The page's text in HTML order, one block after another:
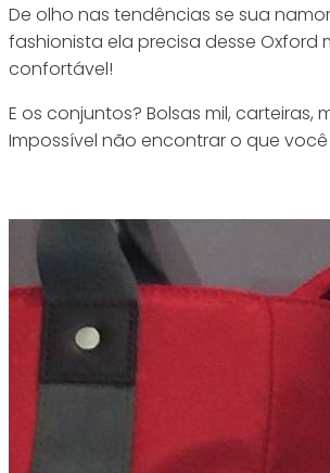
De olho nas tendências se sua
fashionista ela precisa desse Oxford
confortável!
E os conjuntos? Bolsas mil, carteiras,
Impossível não encontrar o que você